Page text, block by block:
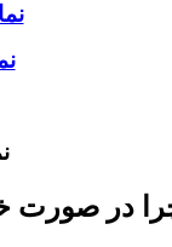
در صورت